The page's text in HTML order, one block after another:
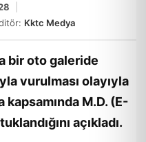
Kktc Medya
bir oto galeride
vurulması olayıyla
M.D. (E-
açıkladı.